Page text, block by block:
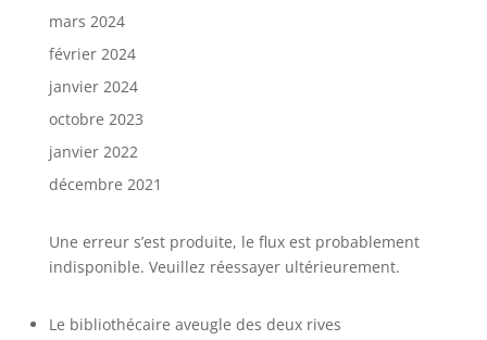
mars 2024
février 2024
janvier 2024
octobre 2023
janvier 2022
décembre 2021
Une erreur s’est produite, le flux est probablement
indisponible. Veuillez réessayer ultérieurement.
Le bibliothécaire aveugle des deux rives